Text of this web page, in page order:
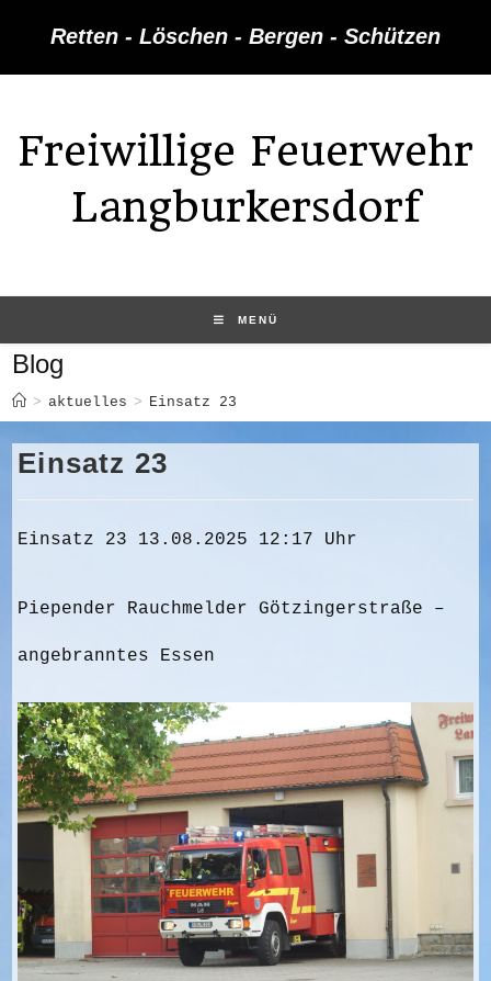
Retten - Löschen - Bergen - Schützen
Freiwillige Feuerwehr
Langburkersdorf
MENÜ
Blog
> aktuelles > Einsatz 23
Einsatz 23
Einsatz 23 13.08.2025 12:17 Uhr
Piepender Rauchmelder Götzingerstraße –
angebranntes Essen